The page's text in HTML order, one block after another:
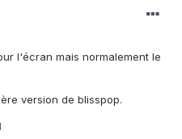
l'écran mais normalement le
version de blisspop.